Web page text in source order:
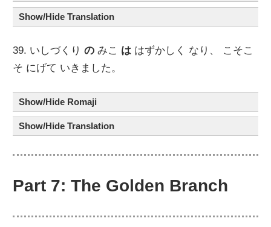
Show/Hide Translation
39. いしづくりの みこ は はずかしく なり、 こそこ
そ にげて いきました。
Show/Hide Romaji
Show/Hide Translation
Part 7: The Golden Branch